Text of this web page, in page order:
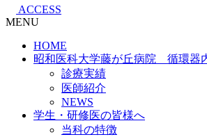
ACCESS
MENU
HOME
昭和医科大学藤が丘病院 循環器
診療実績
医師紹介
NEWS
学生・研修医の皆様へ
当科の特徴